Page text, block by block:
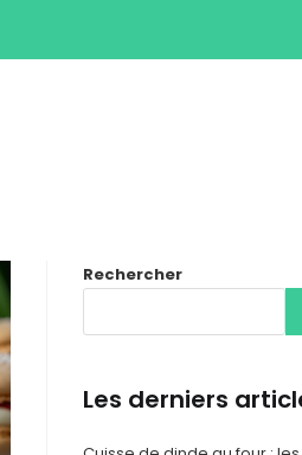
Rechercher
Les derniers